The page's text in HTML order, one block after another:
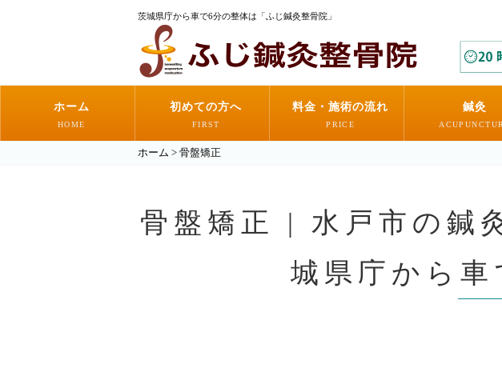
茨城県庁から車で6分の整体は「ふじ鍼灸整骨院」
ホーム
HOME
初めての方へ
FIRST
料金・施術の流れ
PRICE
鍼灸
ホーム > 骨盤矯正
骨盤矯正 | 水戸市の鍼
城県庁から車